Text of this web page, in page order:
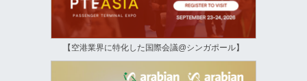
【空港業界に特化した国際会議@シンガポール】